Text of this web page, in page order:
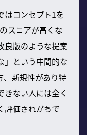
はコンセプト1を
スコアが高くな
良版のような提案
」という中間的な
、新規性があり特
きない人には全く
評価されがちで